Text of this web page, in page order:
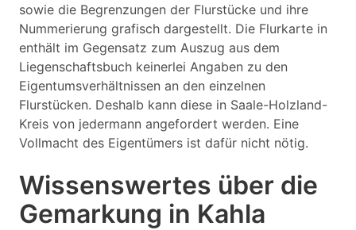
sowie die Begrenzungen der Flurstücke und ihre
Nummerierung grafisch dargestellt. Die Flurkarte in
enthält im Gegensatz zum Auszug aus dem
Liegenschaftsbuch keinerlei Angaben zu den
Eigentumsverhältnissen an den einzelnen
Flurstücken. Deshalb kann diese in Saale-Holzland-
Kreis von jedermann angefordert werden. Eine
Vollmacht des Eigentümers ist dafür nicht nötig.
Wissenswertes über die
Gemarkung in Kahla